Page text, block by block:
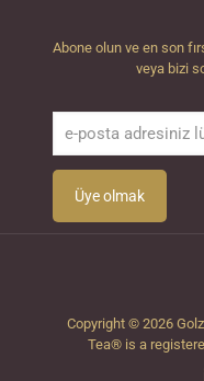
Abone olun ve en son
veya bizi
Copyright © 2026
Tea® is a